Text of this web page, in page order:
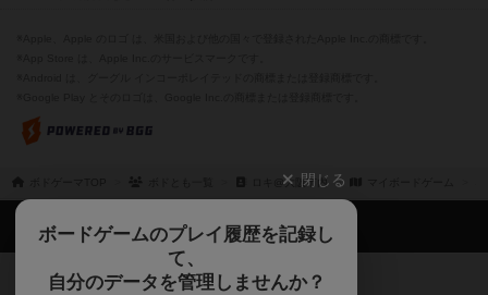
ロキ@大阪市内
閉じる
ボードゲームのプレイ履歴を記録し
て、
自分のデータを管理しませんか？
ボドゲーマTOP
ボードゲームを検索する